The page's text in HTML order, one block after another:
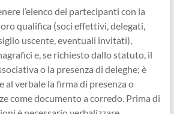
l’elenco dei partecipanti con la
qualifica (soci effettivi, delegati,
uscente, eventuali invitati),
e, se richiesto dallo statuto, il
o la presenza di deleghe; è
al verbale la firma di presenza o
come documento a corredo. Prima di